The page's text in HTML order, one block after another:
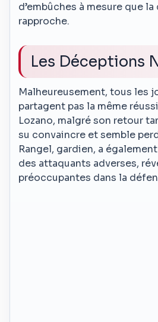
d’embûches à mesure que
rapproche.
Les Déceptions
Malheureusement, tous les
partagent pas la même
Lozano, malgré son retour
su convaincre et semble
Rangel, gardien, a
des attaquants adverses,
préoccupantes dans la